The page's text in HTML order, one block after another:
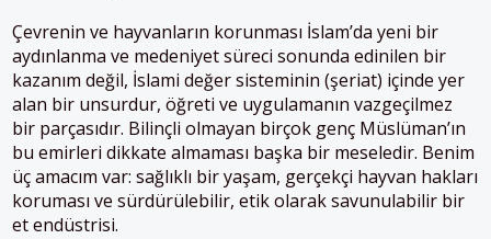
Çevrenin ve hayvanların korunması İslam’da yeni bir
aydınlanma ve medeniyet süreci sonunda edinilen bir
kazanım değil, İslami değer sisteminin (şeriat) içinde yer
alan bir unsurdur, öğreti ve uygulamanın vazgeçilmez
bir parçasıdır. Bilinçli olmayan birçok genç Müslüman’ın
bu emirleri dikkate almaması başka bir meseledir. Benim
üç amacım var: sağlıklı bir yaşam, gerçekçi hayvan hakları
koruması ve sürdürülebilir, etik olarak savunulabilir bir
et endüstrisi.